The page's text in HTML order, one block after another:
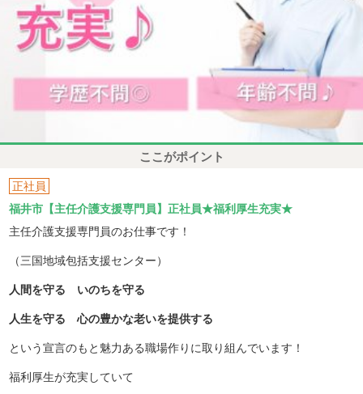
ここがポイント
正社員
福井市【主任介護支援専門員】正社員★福利厚生充実★
主任介護支援専門員のお仕事です！
（三国地域包括支援センター）
人間を守る いのちを守る
人生を守る 心の豊かな老いを提供する
という宣言のもと魅力ある職場作りに取り組んでいます！
福利厚生が充実していて